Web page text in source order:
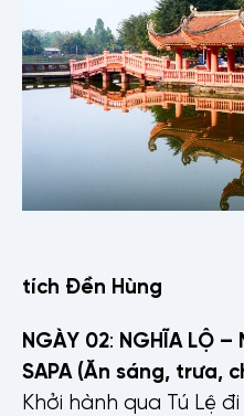
tích Đền Hùng
NGÀY 02: NGHĨA LỘ –
SAPA (Ăn sáng, trưa,
Khởi hành qua Tú Lệ